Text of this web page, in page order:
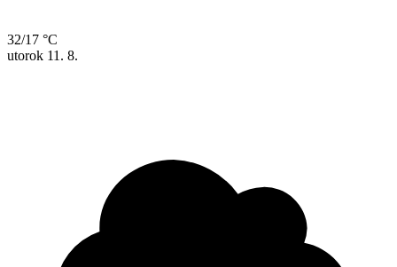
32/17 °C
utorok 11. 8.